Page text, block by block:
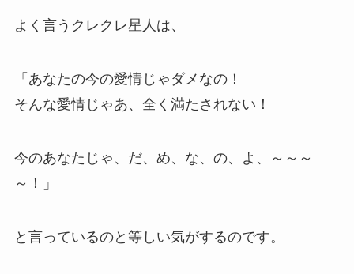
よく言うクレクレ星人は、
「あなたの今の愛情じゃダメなの！
そんな愛情じゃあ、全く満たされない！
今のあなたじゃ、だ、め、な、の、よ、～～～
～！」
と言っているのと等しい気がするのです。